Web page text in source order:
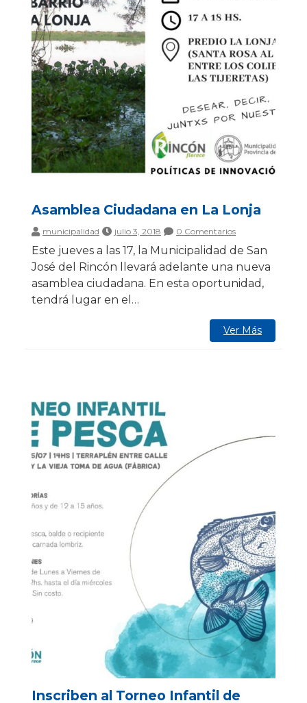
Asamblea Ciudadana en La Lonja
municipalidad julio 3, 2018 0 Comentarios
Este jueves a las 17, la Municipalidad de San
José del Rincón llevará adelante una nueva
asamblea ciudadana. En esta oportunidad,
tendrá lugar en el…
Ver Más
Inscriben al Torneo Infantil de